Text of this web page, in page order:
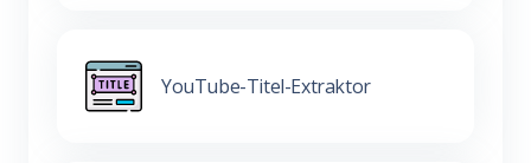
YouTube-Titel-Extraktor